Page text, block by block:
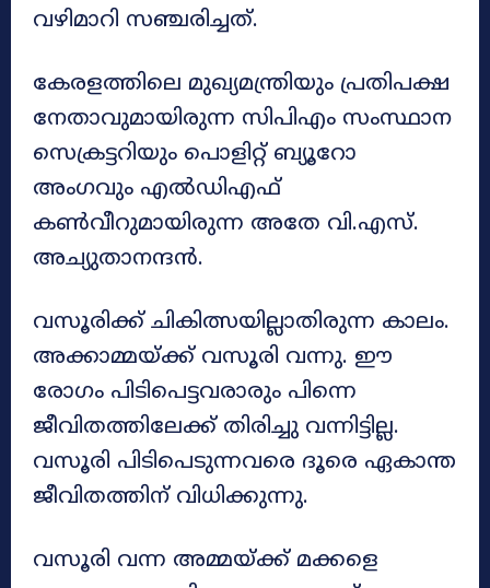
വഴിമാറി സഞ്ചരിച്ചത്‌.
കേരളത്തിലെ മുഖ്യമന്ത്രിയും പ്രതിപക്ഷ
നേതാവുമായിരുന്ന സിപിഎം സംസ്ഥാന
സെക്രട്ടറിയും പൊളിറ്റ് ബ്യൂറോ
അംഗവും എൽഡിഎഫ്
കൺവീറുമായിരുന്ന അതേ വി.എസ്.
അച്യുതാനന്ദൻ.
വസൂരിക്ക് ചികിത്സയില്ലാതിരുന്ന കാലം.
അക്കാമ്മയ്ക്ക് വസൂരി വന്നു. ഈ
രോഗം പിടിപെട്ടവരാരും പിന്നെ
ജീവിതത്തിലേക്ക് തിരിച്ചു വന്നിട്ടില്ല.
വസൂരി പിടിപെടുന്നവരെ ദൂരെ ഏകാന്ത
ജീവിതത്തിന് വിധിക്കുന്നു.
വസൂരി വന്ന അമ്മയ്ക്ക് മക്കളെ